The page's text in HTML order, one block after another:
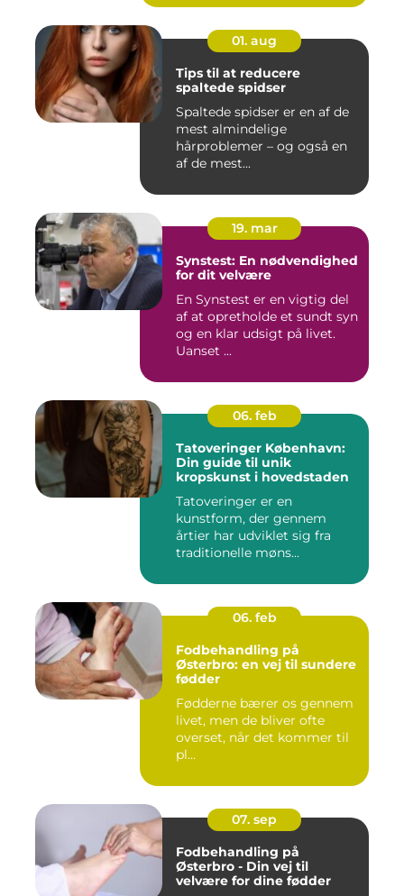
01. aug
Tips til at reducere
spaltede spidser
Spaltede spidser er en af de
mest almindelige
hårproblemer – og også en
af de mest...
19. mar
Synstest: En nødvendighed
for dit velvære
En Synstest er en vigtig del
af at opretholde et sundt syn
og en klar udsigt på livet.
Uanset ...
06. feb
Tatoveringer København:
Din guide til unik
kropskunst i hovedstaden
Tatoveringer er en
kunstform, der gennem
årtier har udviklet sig fra
traditionelle møns...
06. feb
Fodbehandling på
Østerbro: en vej til sundere
fødder
Fødderne bærer os gennem
livet, men de bliver ofte
overset, når det kommer til
pl...
07. sep
Fodbehandling på
Østerbro - Din vej til
velvære for dine fødder